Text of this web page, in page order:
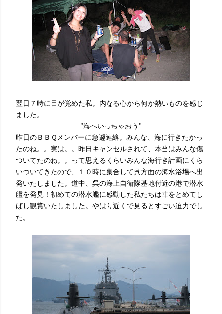
翌日７時に目が覚めた私。内なる心から何か熱いものを感じ
ました。
”海へいっちゃおう”
昨日のＢＢＱメンバーに急遽連絡。みんな、海に行きたかっ
たのね。。実は。。昨日キャンセルされて、本当はみんな傷
ついてたのね。。って思えるくらいみんな海行き計画にくら
いついてきたので、１０時に集合して呉方面の海水浴場へ出
発いたしました。道中、呉の海上自衛隊基地付近の港で潜水
艦を発見！初めての潜水艦に感動した私たちは車をとめてし
ばし観賞いたしました。やはり近くで見るとすごい迫力でし
た。